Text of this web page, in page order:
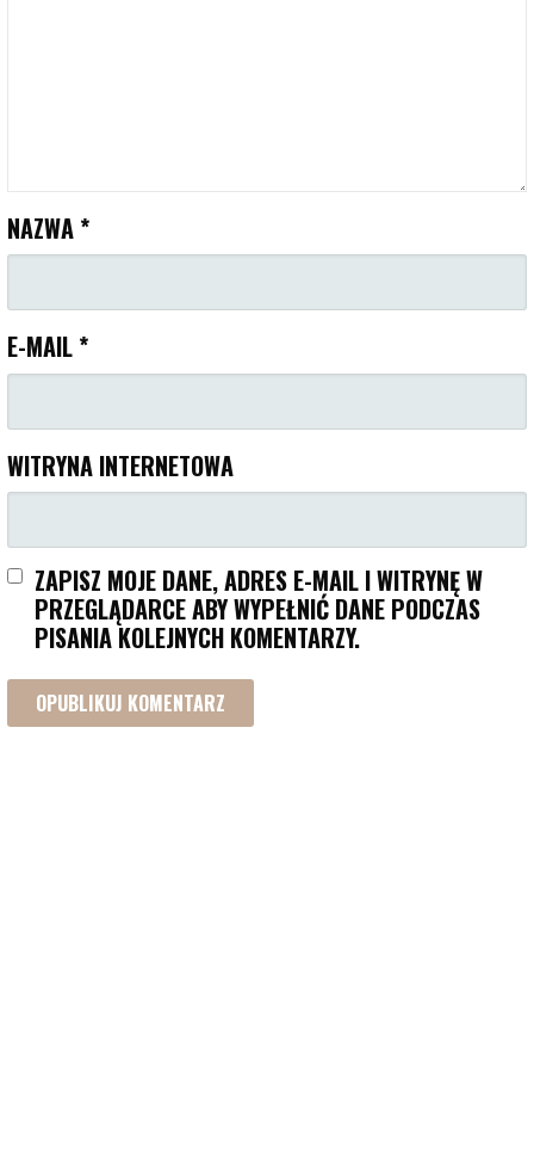
NAZWA *
E-MAIL *
WITRYNA INTERNETOWA
ZAPISZ MOJE DANE, ADRES E-MAIL I WITRYNĘ W
PRZEGLĄDARCE ABY WYPEŁNIĆ DANE PODCZAS
PISANIA KOLEJNYCH KOMENTARZY.